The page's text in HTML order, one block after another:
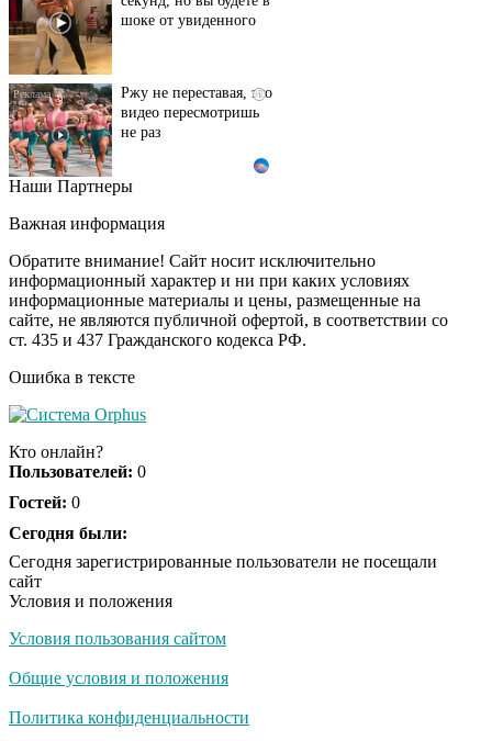
шоке от увиденного
видео пересмотришь
не раз
"Потеряли стыд в
Поплавская вмазала
семейке Плющенко
i
Ролик из Омска: вы
будете смеяться долго
Королева вагона
Наши Партнеры
Важная информация
Обратите внимание! Сайт носит исключительно
информационный характер и ни при каких условиях
информационные материалы и цены, размещенные на
сайте, не являются публичной офертой, в соответствии со
ст. 435 и 437 Гражданского кодекса РФ.
Ошибка в тексте
Кто онлайн?
Пользователей: 0
Гостей: 0
Сегодня были:
Сегодня зарегистрированные пользователи не посещали
сайт
Условия и положения
Условия пользования сайтом
Общие условия и положения
Политика конфиденциальности